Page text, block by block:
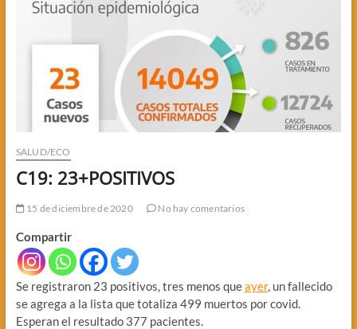
SALUD/ECO
C19: 23+POSITIVOS
15 de diciembre de 2020 No hay comentarios
Compartir
Se registraron 23 positivos, tres menos queayer, un fallecido
se agrega a la lista que totaliza 499 muertos por covid.
Esperan el resultado 377 pacientes.